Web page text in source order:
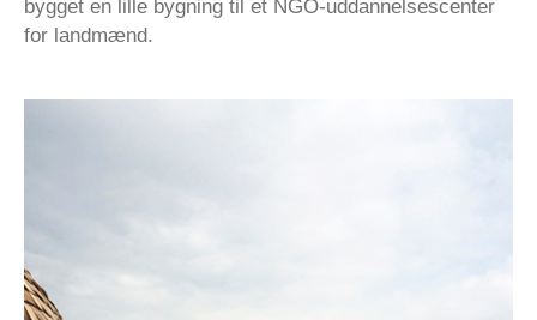
bygget en lille bygning til et NGO-uddannelsescenter
for landmænd.